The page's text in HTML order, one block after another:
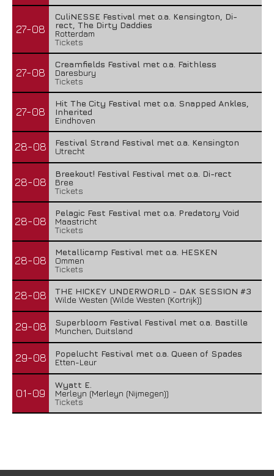
27-08
CuliNESSE Festival met o.a. Kensington, Di-
rect, The Dirty Daddies
Rotterdam
Tickets
27-08
Creamfields Festival met o.a. Faithless
Daresbury
Tickets
27-08
Hit The City Festival met o.a. Snapped Ankles,
Inherited
Eindhoven
28-08
Festival Strand Festival met o.a. Kensington
Utrecht
28-08
Breekout! Festival Festival met o.a. Di-rect
Bree
Tickets
28-08
Pelagic Fest Festival met o.a. Predatory Void
Maastricht
Tickets
28-08
Metallicamp Festival met o.a. HESKEN
Ommen
Tickets
28-08
THE HICKEY UNDERWORLD - DAK SESSION #3
Wilde Westen (Wilde Westen (Kortrijk))
29-08
Superbloom Festival Festival met o.a. Bastille
Munchen, Duitsland
29-08
Popelucht Festival met o.a. Queen of Spades
Etten-Leur
01-09
Wyatt E.
Merleyn (Merleyn (Nijmegen))
Tickets